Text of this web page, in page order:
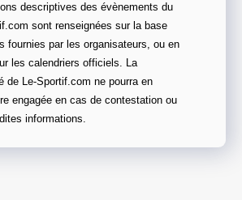
descriptives des évènements du
sont renseignées sur la base
fournies par les organisateurs, ou en
les calendriers officiels. La
de Le-Sportif.com ne pourra en
engagée en cas de contestation ou
informations.